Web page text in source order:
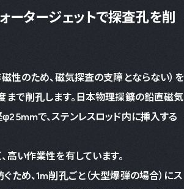
ータージェットで探査孔を削
磁性のため、磁気探査の支障とならない）を
で削孔します。日本物理探鑛の鉛直磁気
で、ステンレスロッド内に挿入する
高い作業性を有しています。
ため、1m削孔ごと（大型爆弾の場合）にス